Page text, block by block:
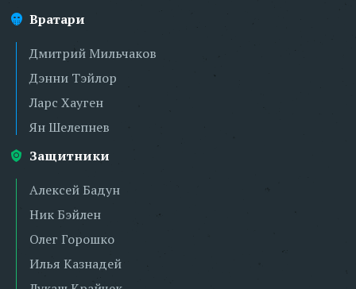
Вратари
Дмитрий Мильчаков
Дэнни Тэйлор
Ларс Хауген
Ян Шелепнев
Защитники
Алексей Бадун
Ник Бэйлен
Олег Горошко
Илья Казнадей